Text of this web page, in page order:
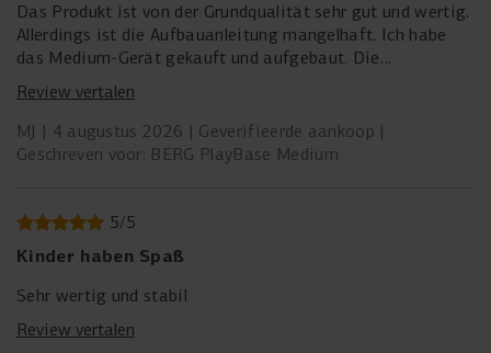
Das Produkt ist von der Grundqualität sehr gut und wertig.
Allerdings ist die Aufbauanleitung mangelhaft. Ich habe
das Medium-Gerät gekauft und aufgebaut. Die
Aufbauanleitung unterscheidet nicht überseichtlich
zwischen den unterschiedlichen Größen. Weiter hat mich
verwundert, dass die Bohrlöcher in den schweren Röhren
nicht passgenau waren, so dass man wirklich kämpfen
Review vertalen
MJ
4 augustus 2026
Geverifieerde aankoop
Geschreven voor: BERG PlayBase Medium
5/5
Kinder haben Spaß
Sehr wertig und stabil
Review vertalen